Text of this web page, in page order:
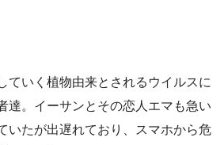
いく植物由来とされるウイルスに
達。イーサンとその恋人エマも急い
いたが出遅れており、スマホから危